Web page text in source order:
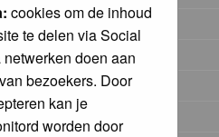
cookies om de inhoud
te delen via Social
doen aan
bezoekers. Door
kan je
worden door